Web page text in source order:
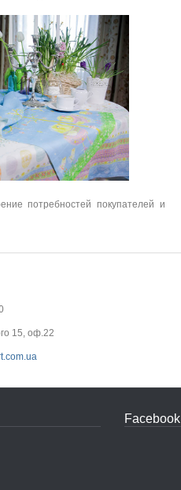
потребностей покупателей и
15, оф.22
Facebook